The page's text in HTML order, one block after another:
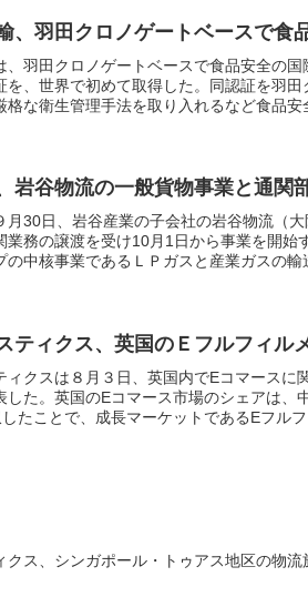
、羽田クロノゲートベースで食
、羽田クロノゲートベースで食品安全の
を、世界で初めて取得した。同認証を羽
格な衛生管理手法を取り入れるなど食品安
岩谷物流の一般貨物事業と通関
月30日、岩谷産業の子会社の岩谷物流（
業務の譲渡を受け10月1日から事業を開始
の中核事業であるＬＰガスと産業ガスの
ティクス、英国のＥフルフィル
ィクスは８月３日、英国内でEコマースに
した。英国のEコマース市場のシェアは、
たことで、成長マーケットであるEフルフ
クス、シンガポール・トゥアス地区の物流